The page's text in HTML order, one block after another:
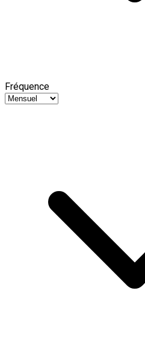
Fréquence